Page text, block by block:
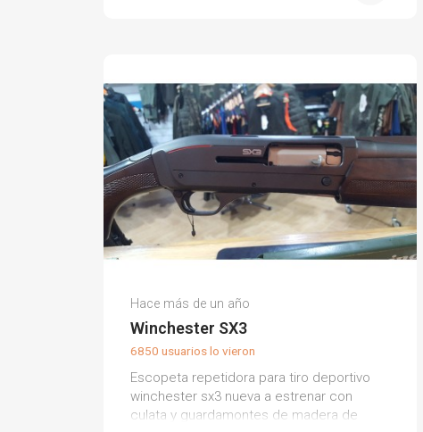
Armería La Torre M.
(0)
Hace más de un año
Winchester SX3
6850 usuarios lo vieron
Escopeta repetidora para tiro deportivo
winchester sx3 nueva a estrenar con
culata y guardamontes de madera de